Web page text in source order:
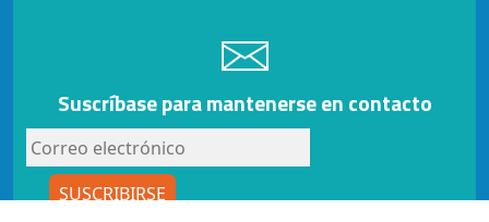
Suscríbase para mantenerse en contacto